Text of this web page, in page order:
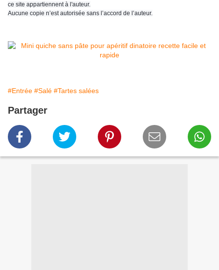
ce site appartiennent à l'auteur.
Aucune copie n’est autorisée sans l’accord de l’auteur.
#Entrée #Salé #Tartes salées
Partager